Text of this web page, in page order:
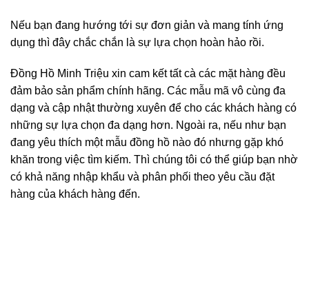
Nếu bạn đang hướng tới sự đơn giản và mang tính ứng
dụng thì đây chắc chắn là sự lựa chọn hoàn hảo rồi.
Đồng Hồ Minh Triệu xin cam kết tất cà các mặt hàng đều
đảm bảo sản phẩm chính hãng. Các mẫu mã vô cùng đa
dạng và cập nhật thường xuyên để cho các khách hàng có
những sự lựa chọn đa dạng hơn. Ngoài ra, nếu như bạn
đang yêu thích một mẫu đồng hồ nào đó nhưng gặp khó
khăn trong việc tìm kiếm. Thì chúng tôi có thể giúp bạn nhờ
có khả năng nhập khẩu và phân phối theo yêu cầu đặt
hàng của khách hàng đến.